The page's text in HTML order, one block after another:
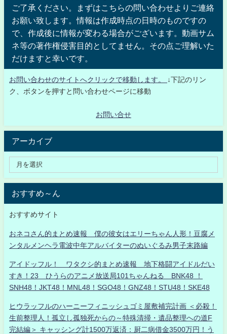
ご了承ください。まずはこちらの問い合わせよりご連絡
お願い致します。情報は作成時点の日時のものですの
で、作成後に情報が変わる場合がございます。動画サム
ネ等の著作権侵害目的としてません。その点ご理解いた
だけますと幸いです。
お問い合わせのサイトへクリックで移動します。
↓下記のリン
ク、ボタンを押すと問い合わせページに移動
お問い合せ
アーカイブ
おすすめ～ん
おすすめサイト
おネコさん的まとめ速報 僕の彼女はエリーちゃん人形！豆腐メ
ンタルメンヘラ電波中年アルバイターのぬいぐるみ男子末路編
アイドッフル！ ワタクシ的まとめ速報 地下格闘アイドルだい
すき！23 ひうらのアニメ放送局101ちゃんねる BNK48 ！
SNH48！JKT48！MNL48！SGO48！GNZ48！STU48！SKE48
ヒウラッフルのハーニーフィニッシュゴミ屋敷補完計画 ＜必殺！
生前整理人！孤立し孤独死からの～特殊清掃・遺品整理への道F
完結編＞ キャッシング計1500万返済：厨二病借金3500万円！う